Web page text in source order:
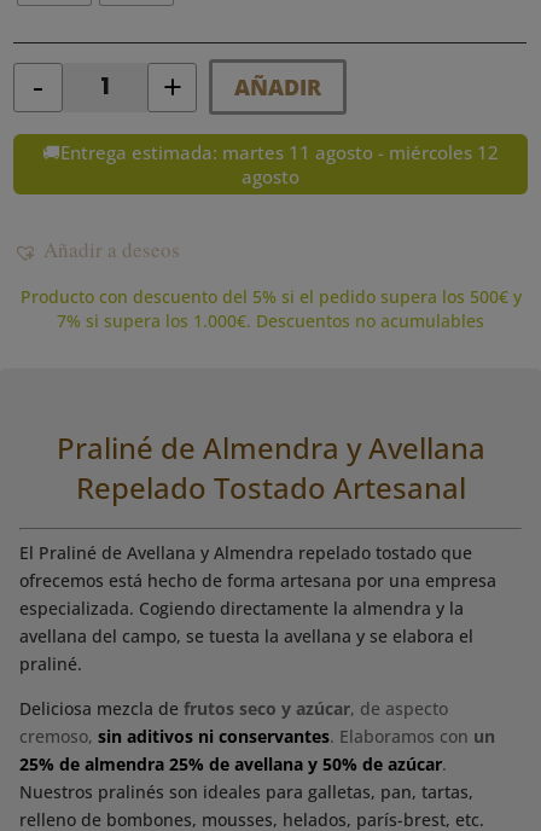
Quantity
- + AÑADIR
🚚Entrega estimada: martes 11 agosto - miércoles 12
agosto
Añadir a deseos
Producto con descuento del 5% si el pedido supera los 500€ y
7% si supera los 1.000€. Descuentos no acumulables
Praliné de Almendra y Avellana
Repelado Tostado Artesanal
El Praliné de Avellana y Almendra repelado tostado que
ofrecemos está hecho de forma artesana por una empresa
especializada. Cogiendo directamente la almendra y la
avellana del campo, se tuesta la avellana y se elabora el
praliné.
Deliciosa mezcla defrutos seco y azúcar, de aspecto
cremoso,sin aditivos ni conservantes. Elaboramos con un
25% de almendra 25% de avellana y 50% de azúcar.
Nuestros pralinés son ideales para galletas, pan, tartas,
relleno de bombones, mousses, helados, parís-brest, etc.